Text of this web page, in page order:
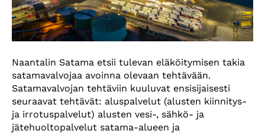
Naantalin Satama etsii tulevan eläköitymisen takia
satamavalvojaa avoinna olevaan tehtävään.
Satamavalvojan tehtäviin kuuluvat ensisijaisesti
seuraavat tehtävät: aluspalvelut (alusten kiinnitys-
ja irrotuspalvelut) alusten vesi-, sähkö- ja
jätehuoltopalvelut satama-alueen ja